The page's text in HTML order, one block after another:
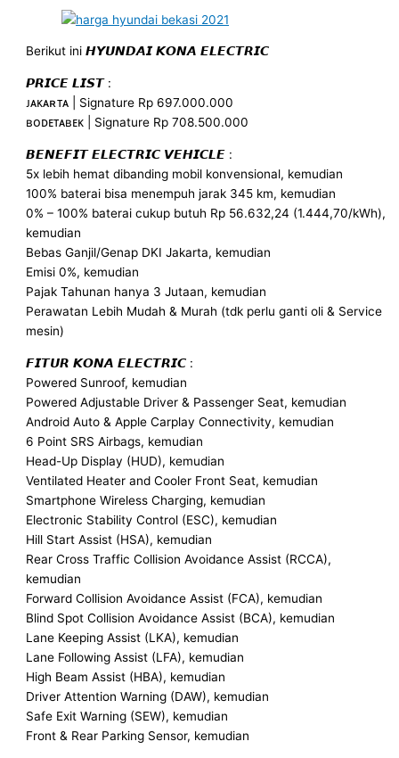
Berikut ini 𝙃𝙔𝙐𝙉𝘿𝘼𝙄 𝙆𝙊𝙉𝘼 𝙀𝙇𝙀𝘾𝙏𝙍𝙄𝘾
𝙋𝙍𝙄𝘾𝙀 𝙇𝙄𝙎𝙏 :
ᴊᴀᴋᴀʀᴛᴀ | Signature Rp 697.000.000
ʙᴏᴅᴇᴛᴀʙᴇᴋ | Signature Rp 708.500.000
𝘽𝙀𝙉𝙀𝙁𝙄𝙏 𝙀𝙇𝙀𝘾𝙏𝙍𝙄𝘾 𝙑𝙀𝙃𝙄𝘾𝙇𝙀 :
5x lebih hemat dibanding mobil konvensional, kemudian
100% baterai bisa menempuh jarak 345 km, kemudian
0% – 100% baterai cukup butuh Rp 56.632,24 (1.444,70/kWh),
kemudian
Bebas Ganjil/Genap DKI Jakarta, kemudian
Emisi 0%, kemudian
Pajak Tahunan hanya 3 Jutaan, kemudian
Perawatan Lebih Mudah & Murah (tdk perlu ganti oli & Service
mesin)
𝙁𝙄𝙏𝙐𝙍 𝙆𝙊𝙉𝘼 𝙀𝙇𝙀𝘾𝙏𝙍𝙄𝘾 :
Powered Sunroof, kemudian
Powered Adjustable Driver & Passenger Seat, kemudian
Android Auto & Apple Carplay Connectivity, kemudian
6 Point SRS Airbags, kemudian
Head-Up Display (HUD), kemudian
Ventilated Heater and Cooler Front Seat, kemudian
Smartphone Wireless Charging, kemudian
Electronic Stability Control (ESC), kemudian
Hill Start Assist (HSA), kemudian
Rear Cross Traffic Collision Avoidance Assist (RCCA),
kemudian
Forward Collision Avoidance Assist (FCA), kemudian
Blind Spot Collision Avoidance Assist (BCA), kemudian
Lane Keeping Assist (LKA), kemudian
Lane Following Assist (LFA), kemudian
High Beam Assist (HBA), kemudian
Driver Attention Warning (DAW), kemudian
Safe Exit Warning (SEW), kemudian
Front & Rear Parking Sensor, kemudian